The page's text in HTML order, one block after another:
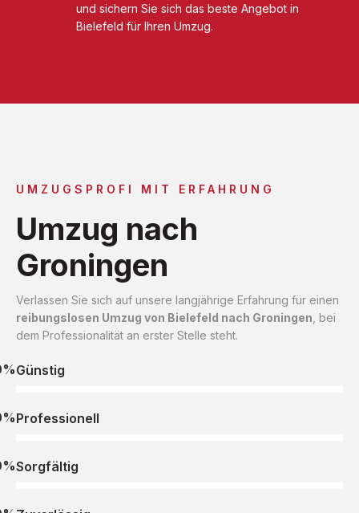
und sichern Sie sich das beste Angebot in
Bielefeld für Ihren Umzug.
UMZUGSPROFI MIT ERFAHRUNG
Umzug nach
Groningen
Verlassen Sie sich auf unsere langjährige Erfahrung für einen
reibungslosen Umzug von Bielefeld nach Groningen , bei
dem Professionalität an erster Stelle steht.
Günstig
Professionell
Sorgfältig